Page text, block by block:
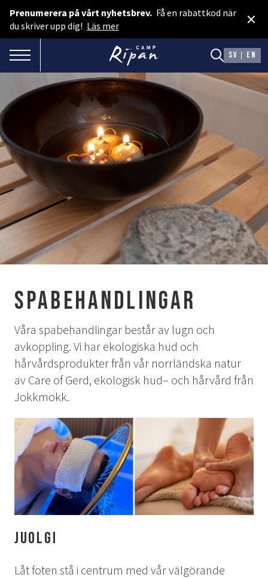
Prenumerera på vårt nyhetsbrev. Få en rabattkod när
du skriver upp dig! Läs mer ×
TOGGLE NAVIGATION SV EN
Boka rum
Spa & Event
Boka camping
Presentkort
BOENDE
Hotellstugor
Faciliteter
Camping
MAT & DRYCK
AURORA SPA
Sparitualen Stävan
Öppettider & priser
Spabehandlingar
AKTIVITETER
Sommar
Höst
KONFERENS
Konferenspaket
Konferensrum
Spabehandlingar
Våra spabehandlingar består av lugn och
avkoppling. Vi har ekologiska hud och
hårvårdsprodukter från vår norrländska natur
av Care of Gerd, ekologisk hud– och hårvård från
Jokkmokk.
Juolgi
Låt foten stå i centrum med vår välgörande